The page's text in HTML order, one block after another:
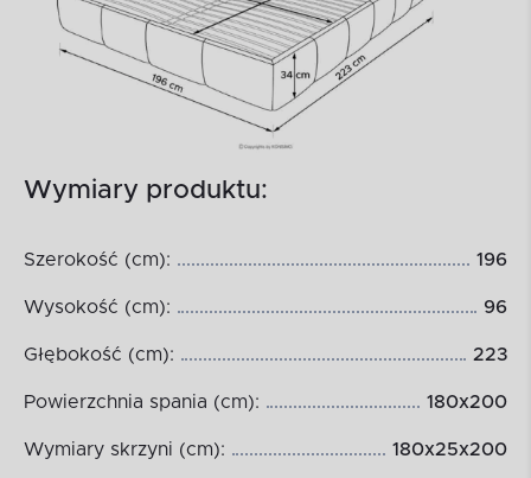
Wymiary produktu:
Szerokość (cm): 196
Wysokość (cm): 96
Głębokość (cm): 223
Powierzchnia spania (cm): 180x200
Wymiary skrzyni (cm): 180x25x200